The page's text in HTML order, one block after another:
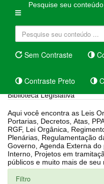
Pesquise seu conteúdo
Sem Contraste
Contraste Preto
Biblioteca Legislativa
Aqui você encontra as Leis Ordinárias,
Portarias, Decretos, Atas, PPA, LDO,
RGF, Lei Orgânica,
Plenárias, Regulamentação
Governo, Agenda Externa do presidente, Relatório do Controle
Interno, Projetos em tramitação na Câmara, Controle dos bens
públicos e muito mais de
Filtro